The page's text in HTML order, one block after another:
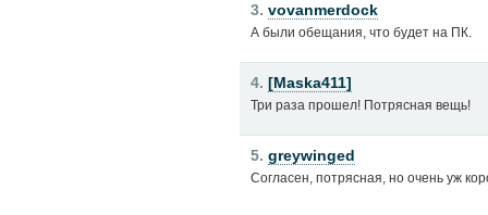
3. vovanmerdock
А были обещания, что будет на ПК.
4. [Maska411]
Три раза прошел! Потрясная вещь!
5. greywinged
Согласен, потрясная, но очень уж